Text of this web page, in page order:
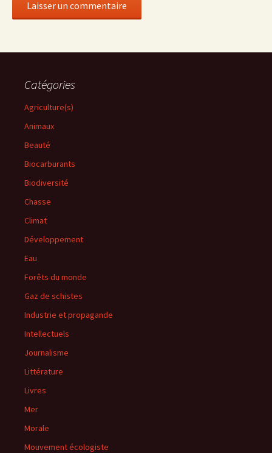
Catégories
Agriculture(s)
Animaux
Beauté
Biocarburants
Biodiversité
Chasse
Climat
Développement
Eau
Forêts du monde
Gaz de schistes
Industrie et propagande
Intellectuels
Journalisme
Littérature
Livres
Mer
Morale
Mouvement écologiste